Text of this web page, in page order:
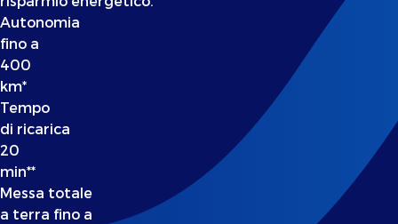
Autonomia
fino a
400
km*
Tempo
di ricarica
20
min**
Messa totale
a terra fino a